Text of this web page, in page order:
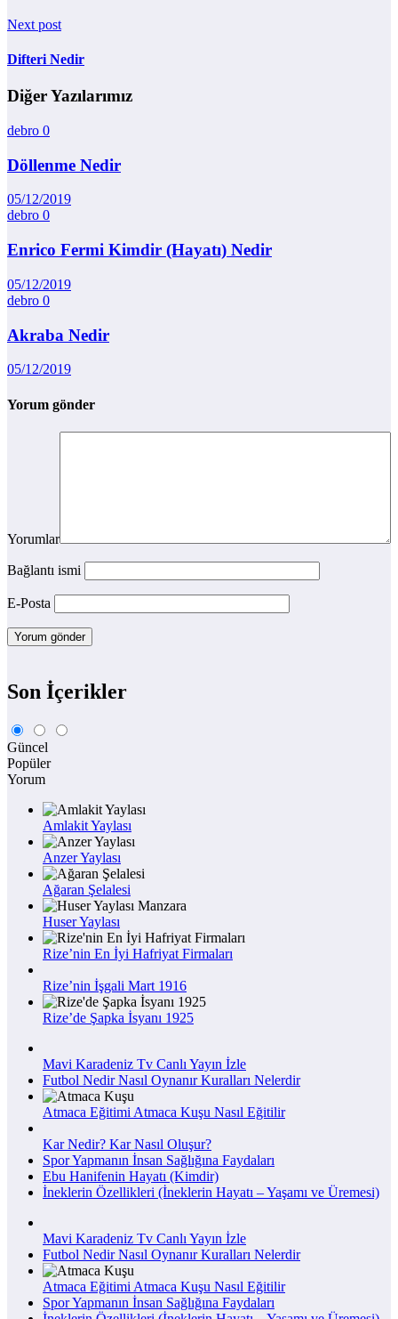
Next post
Difteri Nedir
Diğer Yazılarımız
debro 0
Döllenme Nedir
05/12/2019
debro 0
Enrico Fermi Kimdir (Hayatı) Nedir
05/12/2019
debro 0
Akraba Nedir
05/12/2019
Yorum gönder
Yorumlar
Bağlantı ismi
E-Posta
Son İçerikler
Güncel
Popüler
Yorum
Amlakit Yaylası
Anzer Yaylası
Ağaran Şelalesi
Huser Yaylası
Rize’nin En İyi Hafriyat Firmaları
Rize’nin İşgali Mart 1916
Rize’de Şapka İsyanı 1925
Mavi Karadeniz Tv Canlı Yayın İzle
Futbol Nedir Nasıl Oynanır Kuralları Nelerdir
Atmaca Eğitimi Atmaca Kuşu Nasıl Eğitilir
Kar Nedir? Kar Nasıl Oluşur?
Spor Yapmanın İnsan Sağlığına Faydaları
Ebu Hanifenin Hayatı (Kimdir)
İneklerin Özellikleri (İneklerin Hayatı – Yaşamı ve Üremesi)
Mavi Karadeniz Tv Canlı Yayın İzle
Futbol Nedir Nasıl Oynanır Kuralları Nelerdir
Atmaca Eğitimi Atmaca Kuşu Nasıl Eğitilir
Spor Yapmanın İnsan Sağlığına Faydaları